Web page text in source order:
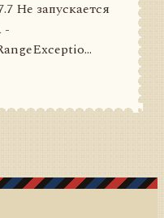
Не запускается
-